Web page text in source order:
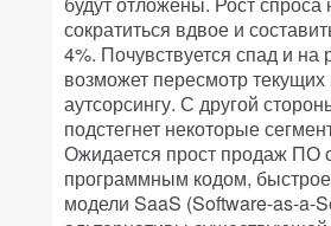
сократиться вдвое и
4%. Почувствуется спад и на
возможет пересмотр текущих
аутсорсингу. С другой
подстегнет некоторые
Ожидается прост продаж ПО
программным кодом,
модели SaaS (Software-as-a-